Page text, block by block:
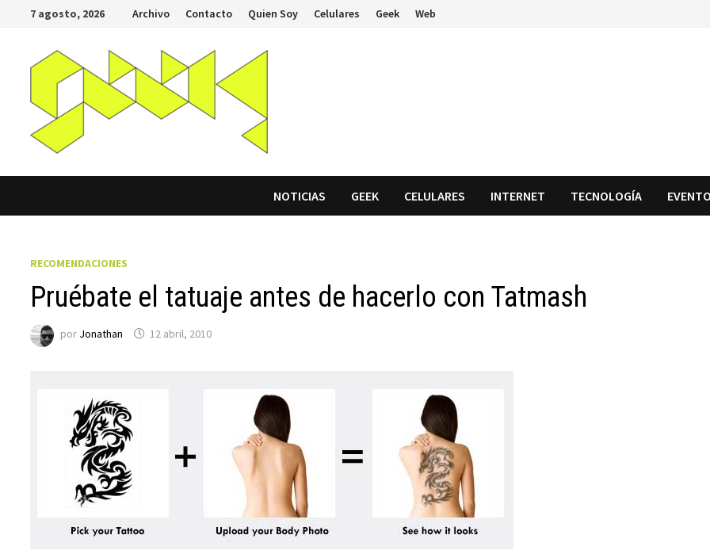
Saltar
contenido
7 agosto, 2026 Archivo Contacto Quien Soy Celulares Geek Web
NOTICIAS GEEK CELULARES INTERNET TECNOLOGÍA
RECOMENDACIONES
Pruébate el tatuaje antes de hacerlo con Tatmash
por Jonathan 12 abril, 2010